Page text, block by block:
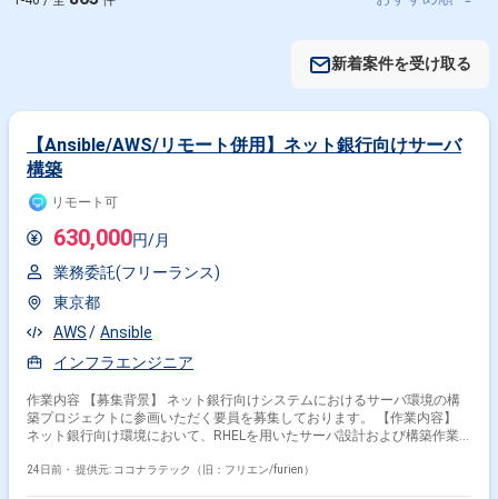
新着案件を受け取る
【Ansible/AWS/リモート併用】ネット銀行向けサーバ
構築
リモート可
630,000円/月
業務委託(フリーランス)
東京都
AWS
Ansible
インフラエンジニア
作業内容 【募集背景】 ネット銀行向けシステムにおけるサーバ環境の構
築プロジェクトに参画いただく要員を募集しております。 【作業内容】
ネット銀行向け環境において、RHELを用いたサーバ設計および構築作業
AWS等のパブリッククラウド環境におけるサーバ構築支援も行っていただ
24日前・ 提供元: ココナラテック（旧：フリエン/furien）